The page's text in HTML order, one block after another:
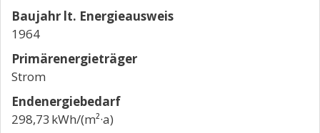
Baujahr lt. Energieausweis
1964
Primärenergieträger
Strom
Endenergie­bedarf
298,73 kWh/(m²·a)